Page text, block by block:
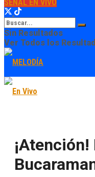
SEÑAL EN VIVO
Sin Resultados
Ver Todos los